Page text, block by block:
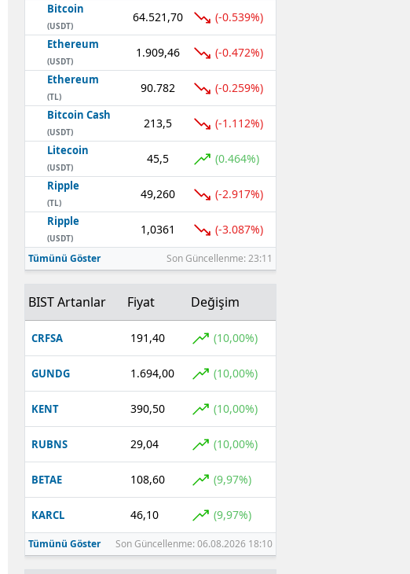
Bitcoin
(USDT)
64.521,70 (-0.539%)
Ethereum
(USDT)
1.909,46 (-0.472%)
Ethereum
(TL)
90.782 (-0.259%)
Bitcoin Cash
(USDT)
213,5 (-1.112%)
Litecoin
(USDT)
45,5 (0.464%)
Ripple
(TL)
49,260 (-2.917%)
Ripple
(USDT)
1,0361 (-3.087%)
Tümünü Göster Son Güncellenme: 23:11
BIST Artanlar Fiyat Değişim
CRFSA 191,40 (10,00%)
GUNDG 1.694,00 (10,00%)
KENT 390,50 (10,00%)
RUBNS 29,04 (10,00%)
BETAE 108,60 (9,97%)
KARCL 46,10 (9,97%)
Tümünü Göster Son Güncellenme: 06.08.2026 18:10